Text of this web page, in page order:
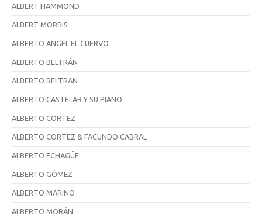
ALBERT HAMMOND
ALBERT MORRIS
ALBERTO ANGEL EL CUERVO
ALBERTO BELTRÁN
ALBERTO BELTRAN
ALBERTO CASTELAR Y SU PIANO
ALBERTO CORTEZ
ALBERTO CORTEZ & FACUNDO CABRAL
ALBERTO ECHAGÜE
ALBERTO GÓMEZ
ALBERTO MARINO
ALBERTO MORÁN